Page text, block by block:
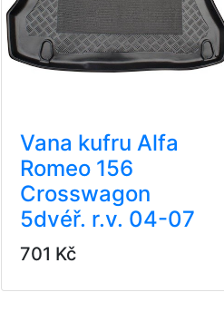
Vana kufru Alfa
Romeo 156
Crosswagon
5dvéř. r.v. 04-07
701 Kč